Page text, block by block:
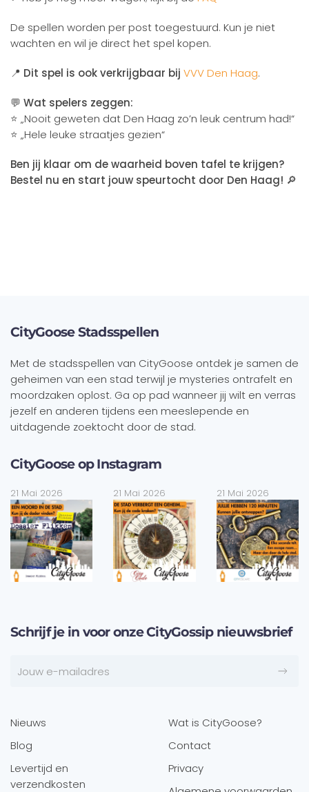
De spellen worden per post toegestuurd. Kun je niet
wachten en wil je direct het spel kopen.
📍 Dit spel is ook verkrijgbaar bij VVV Den Haag.
💬 Wat spelers zeggen:
⭐ „Nooit geweten dat Den Haag zo’n leuk centrum had!“
⭐ „Hele leuke straatjes gezien“
Ben jij klaar om de waarheid boven tafel te krijgen?
Bestel nu en start jouw speurtocht door Den Haag! 🔎
CityGoose Stadsspellen
Met de stadsspellen van CityGoose ontdek je samen de
geheimen van een stad terwijl je mysteries ontrafelt en
moordzaken oplost. Ga op pad wanneer jij wilt en verras
jezelf en anderen tijdens een meeslepende en
uitdagende zoektocht door de stad.
CityGoose op Instagram
21 Mai 2026 21 Mai 2026 21 Mai 2026
Schrijf je in voor onze CityGossip nieuwsbrief
Nieuws
Blog
Levertijd en
verzendkosten
Wat is CityGoose?
Contact
Privacy